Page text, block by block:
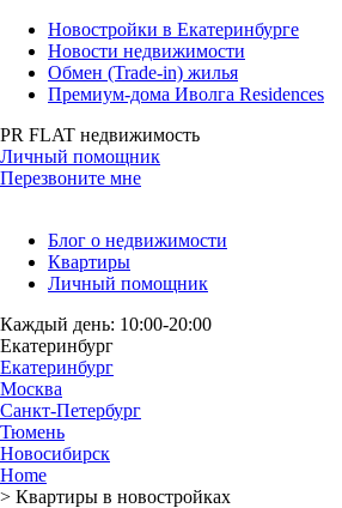
Новостройки в Екатеринбурге
Новости недвижимости
Обмен (Trade-in) жилья
Премиум-дома Иволга Residences
PR FLAT недвижимость
Личный помощник
Перезвоните мне
Блог о недвижимости
Квартиры
Личный помощник
Каждый день: 10:00-20:00
Екатеринбург
Екатеринбург
Москва
Санкт-Петербург
Тюмень
Новосибирск
Home
> Квартиры в новостройках